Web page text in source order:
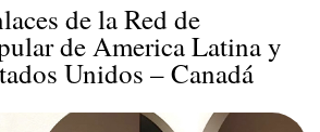
de la Red de
de America Latina y
Unidos – Canadá